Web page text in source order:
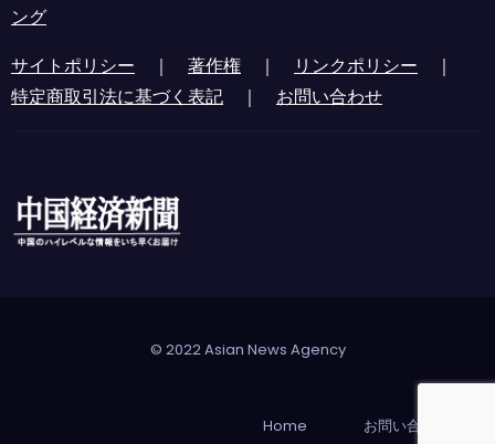
ング
サイトポリシー ｜ 著作権 ｜ リンクポリシー ｜
特定商取引法に基づく表記 ｜ お問い合わせ
© 2022 Asian News Agency
Home お問い合わせ